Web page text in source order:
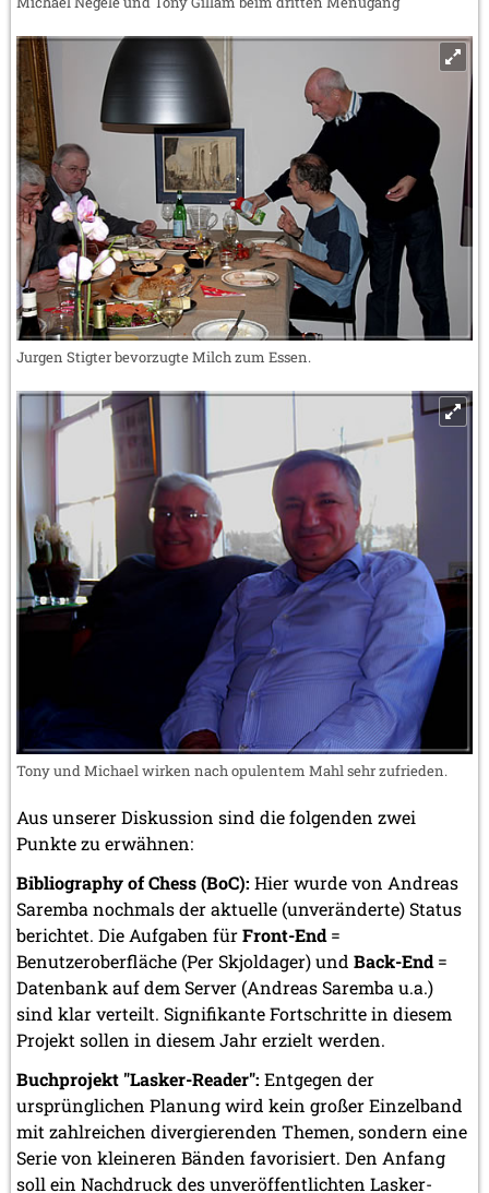
Jurgen Stigter bevorzugte Milch zum Essen.
Tony und Michael wirken nach opulentem Mahl sehr zufrieden.
Aus unserer Diskussion sind die folgenden zwei
Punkte zu erwähnen:
Bibliography of Chess (BoC): Hier wurde von Andreas
Saremba nochmals der aktuelle (unveränderte) Status
berichtet. Die Aufgaben fürFront-End =
Benutzeroberfläche (Per Skjoldager) und Back-End =
Datenbank auf dem Server (Andreas Saremba u.a.)
sind klar verteilt. Signifikante Fortschritte in diesem
Projekt sollen in diesem Jahr erzielt werden.
Buchprojekt "Lasker-Reader": Entgegen der
ursprünglichen Planung wird kein großer Einzelband
mit zahlreichen divergierenden Themen, sondern eine
Serie von kleineren Bänden favorisiert. Den Anfang
soll ein Nachdruck des unveröffentlichten Lasker-